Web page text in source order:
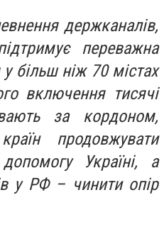
держканалів,
переважна
більш ніж 70 містах
включення тисячі
за кордоном,
продовжувати
Україні, а
у РФ – чинити опір